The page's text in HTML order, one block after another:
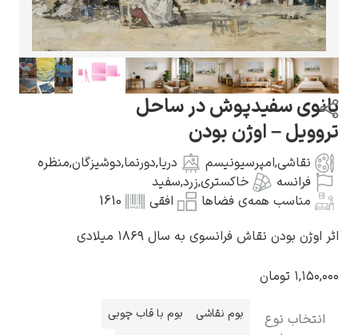
ونسان ون گوگ
گوستاو کلیمت
بانوی سفیدپوش در ساحل
تروویل – اوژن بودن
نقاشی,امپرسیونیسم دریا,دورنما,دوشیزگان,منظره
فرانسه
خاکستری,زرد,سفید
مناسب همه‌ی فضاها
افقی
1610
اثر اوژن بودن نقاش فرانسوی به سال ۱۸۶۹ میلادی
۱,۱۵۰,۰۰۰ تومان
انتخاب نوع
بوم نقاشی
بوم با قاب چوبی